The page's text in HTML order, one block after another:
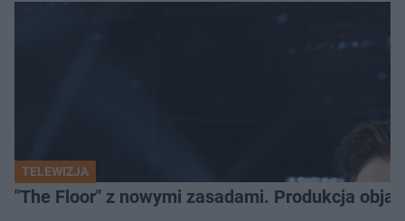
TELEWIZJA
"The Floor" z nowymi zasadami. Produkcja